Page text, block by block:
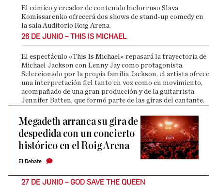
El cómico y creador de contenido bielorruso Slava
Komissarenko ofrecerá dos shows de stand-up comedy en
la sala Auditorio Roig Arena.
26 DE JUNIO – THIS IS MICHAEL
El espectáculo «This Is Michael» repasará la trayectoria de
Michael Jackson con Lenny Jay como protagonista.
Seleccionado por la propia familia Jackson, el artista ofrece
una interpretación fiel tanto en voz como en movimiento,
acompañado de una gran producción y de la guitarrista
Jennifer Batten, que formó parte de las giras del cantante.
Megadeth arranca su gira de
despedida con un concierto
histórico en el Roig Arena
El Debate
27 DE JUNIO – GOD SAVE THE QUEEN